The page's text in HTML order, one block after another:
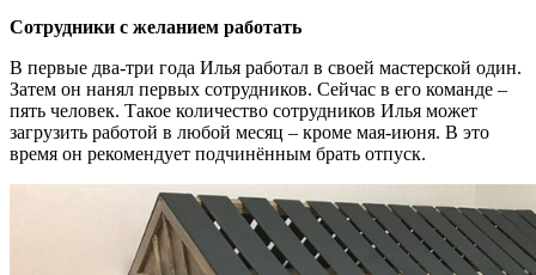
Сотрудники с желанием работать
В первые два-три года Илья работал в своей мастерской один.
Затем он нанял первых сотрудников. Сейчас в его команде –
пять человек. Такое количество сотрудников Илья может
загрузить работой в любой месяц – кроме мая-июня. В это
время он рекомендует подчинённым брать отпуск.